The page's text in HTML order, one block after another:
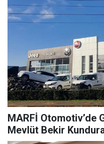
MARFİ Otomotiv’de
Mevlüt Bekir